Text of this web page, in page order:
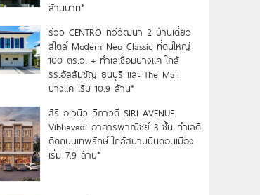
ล้านบาท*
รีวิว CENTRO ทวีวัฒนา 2 บ้านเดี่ยว
สไตล์ Modern Neo Classic ที่ดินใหญ่
100 ตร.ว. + ทำเลเชื่อมบางแค ใกล้
รร.อัสสัมชัญ ธนบุรี และ The Mall
บางแค เริ่ม 10.9 ล้าน*
สิริ อเวนิว วิภาวดี SIRI AVENUE
Vibhavadi อาคารพาณิชย์ 3 ชั้น ทำเลดี
ติดถนนเทพรักษ์ ใกล้สนามบินดอนเมือง
เริ่ม 7.9 ล้าน*